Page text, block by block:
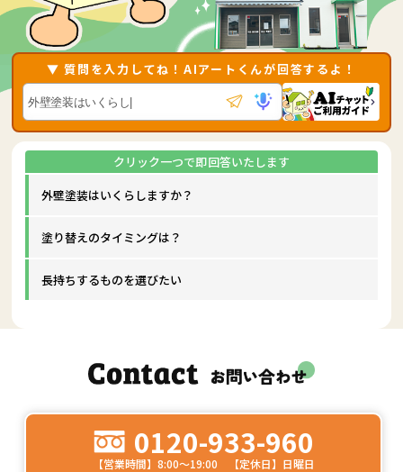
▼ 質問を入力してね！AIアートくんが回答するよ！
外壁塗装はいくらしますか？
塗り替えのタイミングは？
長持ちするものを選びたい
0120-933-960
【営業時間】8:00～19:00 【定休日】日曜日